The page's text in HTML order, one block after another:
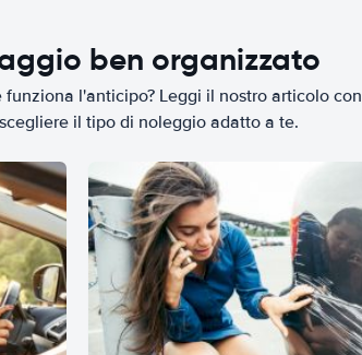
ben organizzato
l'anticipo? Leggi il nostro articolo con
il tipo di noleggio adatto a te.